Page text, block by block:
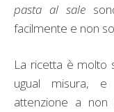
pasta al sale
facilmente e non
La ricetta è molto
ugual misura, e
attenzione a non